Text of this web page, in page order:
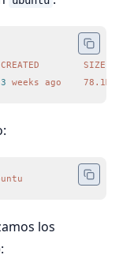
        SIZE
weeks ago
    78.1MB
los